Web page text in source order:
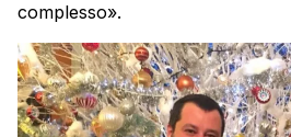
complesso».